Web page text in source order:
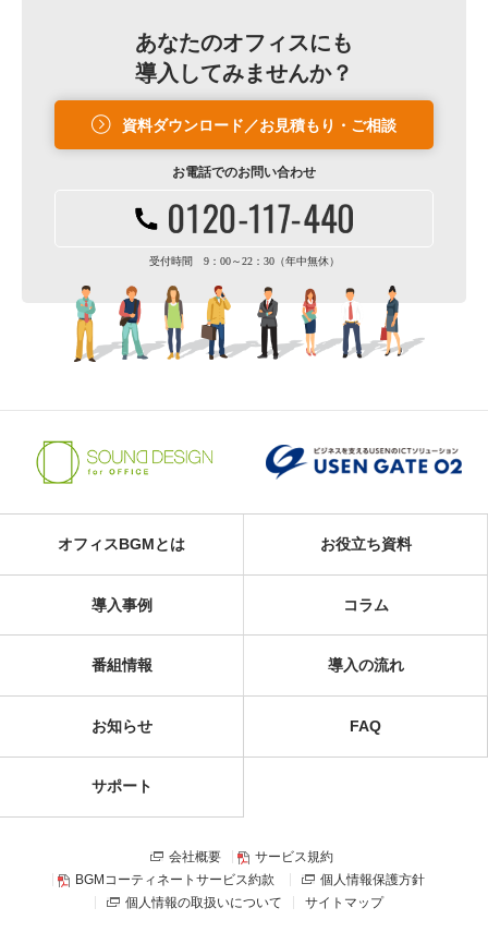
あなたのオフィスにも
導入してみませんか？
資料ダウンロード／お見積もり・ご相談
お電話でのお問い合わせ
受付時間 9：00～22：30（年中無休）
オフィスBGMとは お役立ち資料
導入事例 コラム
番組情報 導入の流れ
お知らせ FAQ
サポート
会社概要
サービス規約
BGMコーティネートサービス約款
個人情報保護方針
個人情報の取扱いについて
サイトマップ